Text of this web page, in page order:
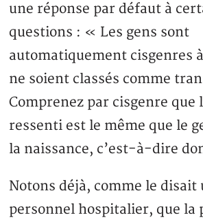
une réponse par défaut à
questions : « Les gens sont
automatiquement cisgenres
ne soient classés comme
Comprenez par cisgenre que
ressenti est le même que le
la naissance, c’est-à-dire
Notons déjà, comme le disait
personnel hospitalier, que la